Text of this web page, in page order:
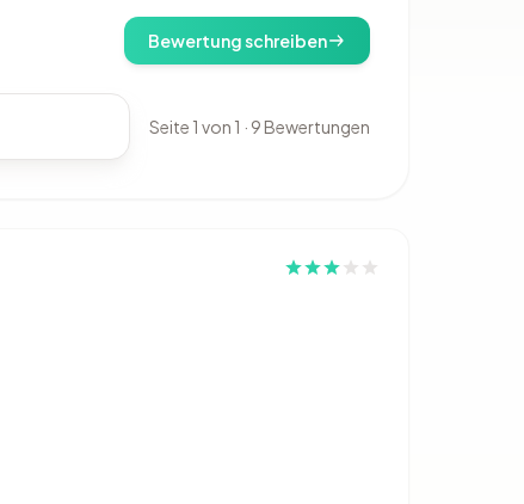
Bewertung schreiben
Seite 1 von 1 · 9 Bewertungen